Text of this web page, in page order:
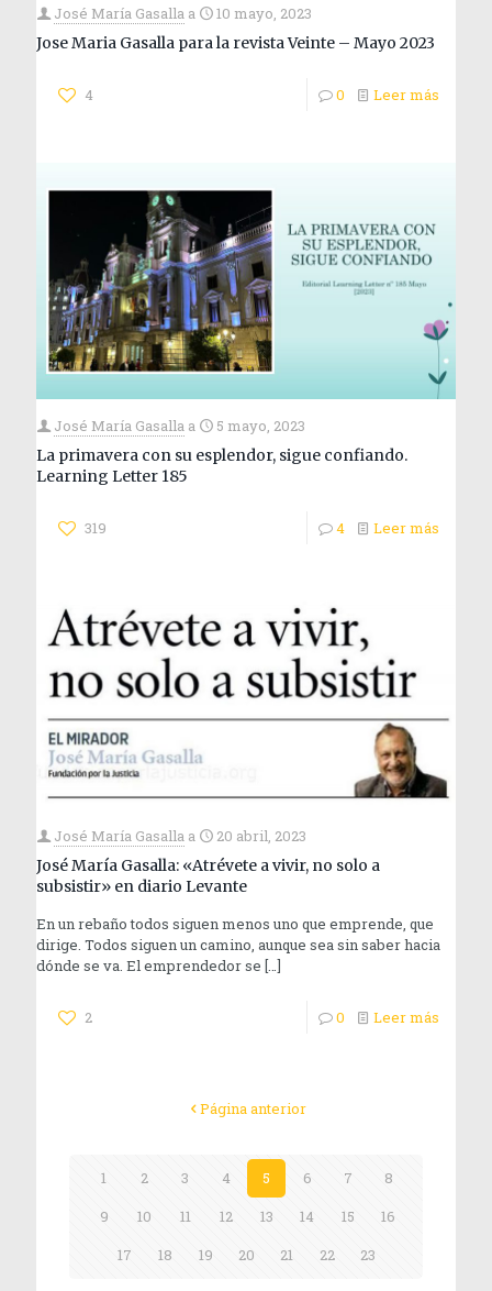
José María Gasalla a
10 mayo, 2023
Jose Maria Gasalla para la revista Veinte – Mayo 2023
4 0 Leer más
José María Gasalla a
5 mayo, 2023
La primavera con su esplendor, sigue confiando.
Learning Letter 185
319 4 Leer más
José María Gasalla a
20 abril, 2023
José María Gasalla: «Atrévete a vivir, no solo a
subsistir» en diario Levante
En un rebaño todos siguen menos uno que emprende, que
dirige. Todos siguen un camino, aunque sea sin saber hacia
dónde se va. El emprendedor se […]
2 0 Leer más
Página anterior
1 2 3 4 5 6 7
8
9
10 11 12 13 14 15
16
17
18 19 20 21 22 23